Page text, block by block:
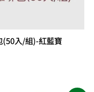
(50入/組)-紅藍寶